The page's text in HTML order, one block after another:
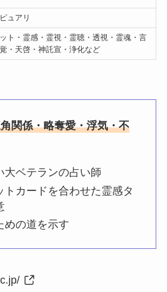
ュアリ
ト・霊感・霊視・霊聴・透視・霊魂・言
・天啓・神託宣・浄化など
関係・略奪愛・浮気・不
大ベテランの占い師
トカードを合わせた霊感タ
めの道を示す